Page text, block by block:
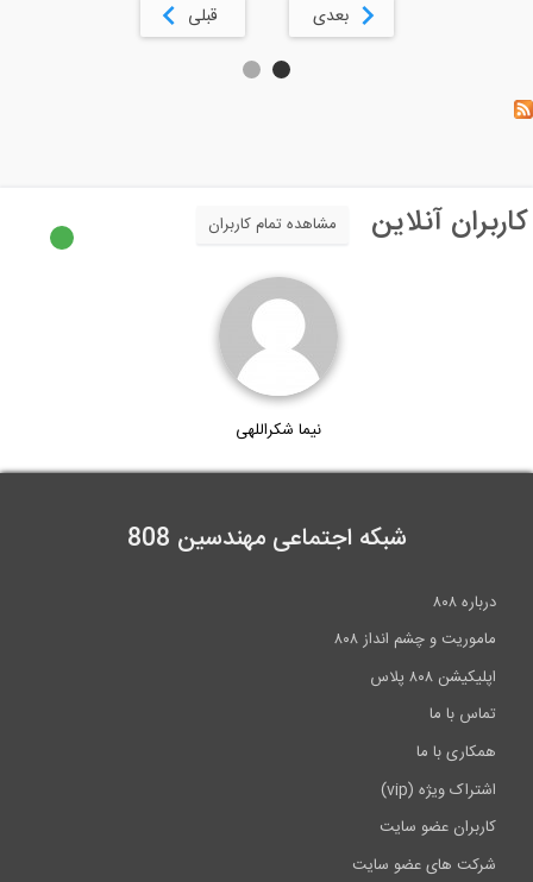
بعدی قبلی
آنلاین مشاهده تمام کاربران
نیما شکراللهی
شبکه اجتماعی مهندسین 808
درباره ۸۰۸
ماموریت و چشم انداز ۸۰۸
اپلیکیشن ۸۰۸ پلاس
تماس با ما
همکاری با ما
اشتراک ویژه (vip)
کاربران عضو سایت
شرکت های عضو سایت